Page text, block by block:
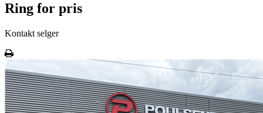
Ring for pris
Kontakt selger